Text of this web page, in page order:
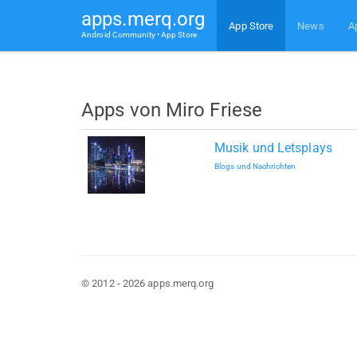
apps.merq.org
Android Community • App Store
App Store News
Apps von Miro Friese
Musik und Letsplays
Blogs und Nachrichten
© 2012 - 2026 apps.merq.org